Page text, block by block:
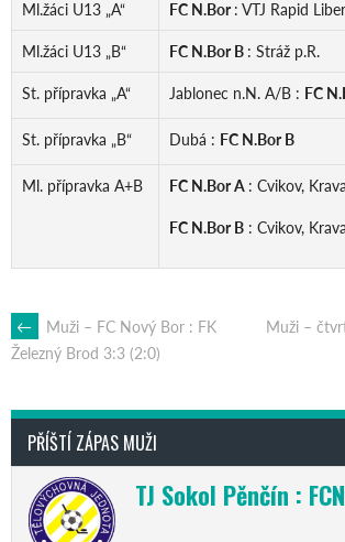
Ml.žáci U13 „A“ FC N.Bor: VTJ Rapid
Ml.žáci U13 „B“ FC N.Bor B : Stráž p.R.
St. přípravka „A“ Jablonec n.N. A/B : FC
St. přípravka „B“ Dubá : FC N.Bor B
Ml. přípravka A+B FC N.Bor A : Cvikov,
FC N.Bor B: Cvikov,
POST
NAVIGATION
←
Muži – FC Nový Bor : FK
Železný Brod 3:3 (2:0)
Muži –
PŘÍŠTÍ ZÁPAS MUŽI
TJ Sokol Pěnčín :